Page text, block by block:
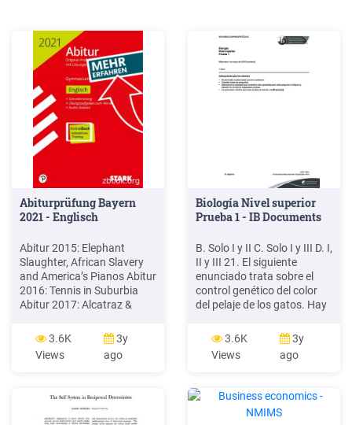
Abiturprüfung Bayern
2021 - Englisch
Abitur 2015: Elephant
Slaughter, African Slavery
and America’s Pianos Abitur
2016: Tennis in Suburbia
Abitur 2017: Alcatraz &
2018: The Dangerous
Sports Club (DSC) & The
Bicycle Abitur 2019:
2020 Auch auf die Audio-
Dateien können Sie über die
3.6K
Views
3y
ago
Biología Nivel superior
Prueba 1 - IB Documents
B. Solo I y II C. Solo I y III D. I,
II y III 21. El siguiente
enunciado trata sobre el
control genético del color
del pelaje de los gatos. Hay
controlan el color del pelaje
de los gatos. Los gatos
atigrados (también
pelaje a rayas.
3.6K
Views
3y
ago